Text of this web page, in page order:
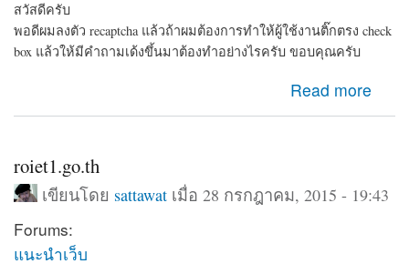
สวัสดีครับ
พอดีผมลงตัว recaptcha แล้วถ้าผมต้องการทำให้ผู้ใช้งานติ๊กตรง check
box แล้วให้มีคำถามเด้งขึ้นมาต้องทำอย่างไรครับ ขอบคุณครับ
Read more
about ขอคำแนะนำเกี่ยวกับ recaptcha หน่อยครับ
roiet1.go.th
เขียนโดย sattawat เมื่อ 28 กรกฎาคม, 2015 - 19:43
Forums:
แนะนำเว็บ